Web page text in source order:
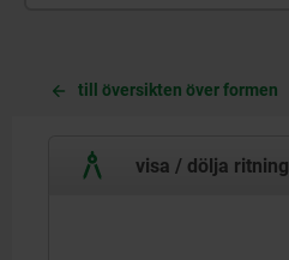
till översikten över formen
visa / dölja ritning